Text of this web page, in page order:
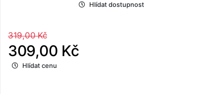
Hlídat dostupnost
319,00 Kč
309,00 Kč
Hlídat cenu